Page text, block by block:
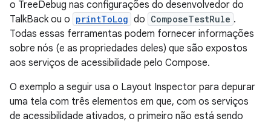
o TreeDebug nas configurações do desenvolvedor do
TalkBack ou o printToLog do ComposeTestRule .
Todas essas ferramentas podem fornecer informações
sobre nós (e as propriedades deles) que são expostos
aos serviços de acessibilidade pelo Compose.
O exemplo a seguir usa o Layout Inspector para depurar
uma tela com três elementos em que, com os serviços
de acessibilidade ativados, o primeiro não está sendo